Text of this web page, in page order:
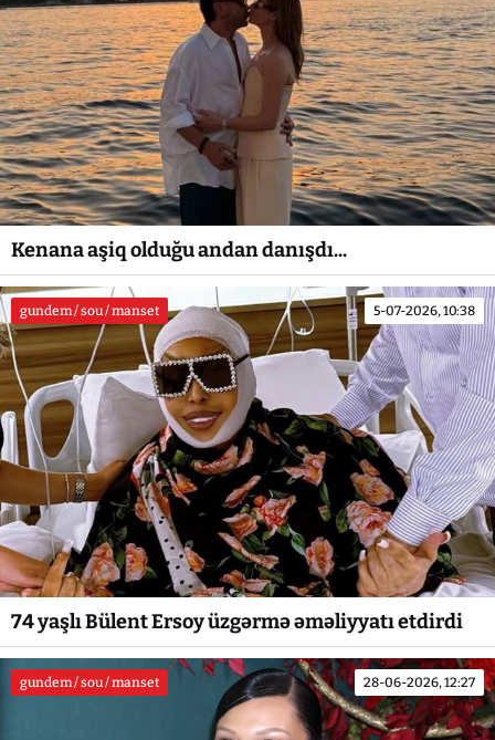
Kenana aşiq olduğu andan danışdı...
gundem / sou / manset 5-07-2026, 10:38
74 yaşlı Bülent Ersoy üzgərmə əməliyyatı etdirdi
gundem / sou / manset 28-06-2026, 12:27